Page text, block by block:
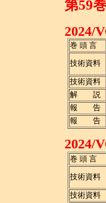
第59
2024/
巻 頭 言
技術資料
技術資料
解 説
報 告
報 告
2024/
巻 頭 言
技術資料
技術資料